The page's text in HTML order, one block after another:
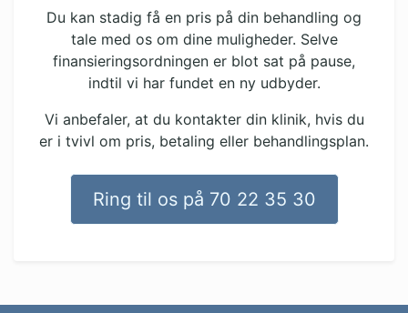
Du kan stadig få en pris på din behandling og
tale med os om dine muligheder. Selve
finansieringsordningen er blot sat på pause,
indtil vi har fundet en ny udbyder.
Vi anbefaler, at du kontakter din klinik, hvis du
er i tvivl om pris, betaling eller behandlingsplan.
Ring til os på 70 22 35 30